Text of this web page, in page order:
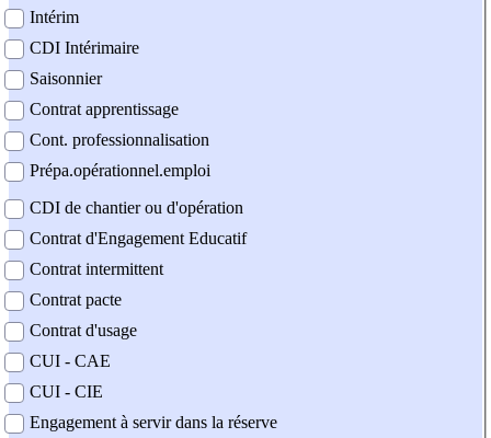
Intérim
CDI Intérimaire
Saisonnier
Contrat apprentissage
Cont. professionnalisation
Prépa.opérationnel.emploi
CDI de chantier ou d'opération
Contrat d'Engagement Educatif
Contrat intermittent
Contrat pacte
Contrat d'usage
CUI - CAE
CUI - CIE
Engagement à servir dans la réserve